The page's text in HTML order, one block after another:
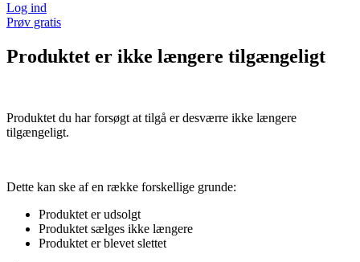
Log ind
Prøv gratis
Produktet er ikke længere tilgængeligt
Produktet du har forsøgt at tilgå er desværre ikke længere
tilgængeligt.
Dette kan ske af en række forskellige grunde:
Produktet er udsolgt
Produktet sælges ikke længere
Produktet er blevet slettet